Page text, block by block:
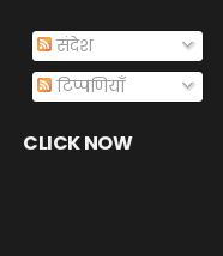
संदेश
टिप्पणियाँ
CLICK NOW